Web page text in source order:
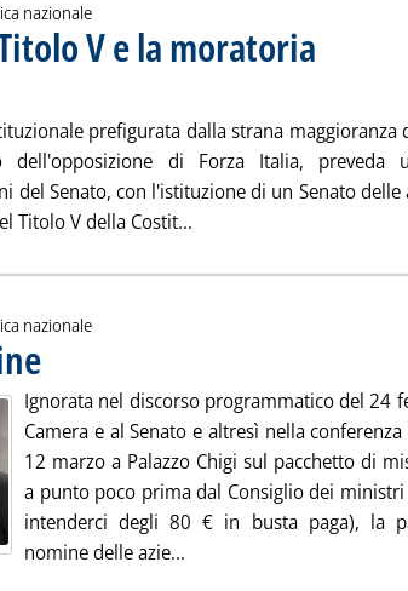
nazionale
V e la moratoria
prefigurata dalla strana maggioranza
di Forza Italia, preveda
del Senato, con l'istituzione di un Senato delle
Titolo V della Costit... Leggi tutta la notizia:
nazionale
Ignorata nel discorso programmatico del 24
Camera e al Senato e altresì nella
12 marzo a Palazzo Chigi sul pacchetto di
a punto poco prima dal Consiglio dei
intenderci degli 80 € in busta paga), la
nomine delle azie...